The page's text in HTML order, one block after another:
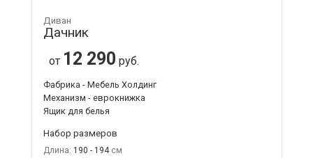
Диван
Дачник
от 12 290 руб.
Фабрика - Мебель Холдинг
Механизм - еврокнижка
Ящик для белья
Набор размеров
Длина: 190 - 194